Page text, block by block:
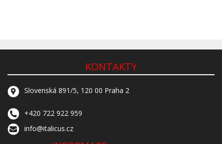
KONTAKTY
Slovenská 891/5, 120 00 Praha 2
+420 722 922 959
info@italicus.cz